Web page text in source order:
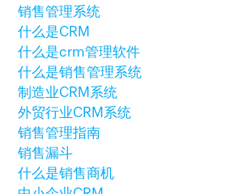
销售管理系统
什么是CRM
什么是crm管理软件
什么是销售管理系统
制造业CRM系统
外贸行业CRM系统
销售管理指南
销售漏斗
什么是销售商机